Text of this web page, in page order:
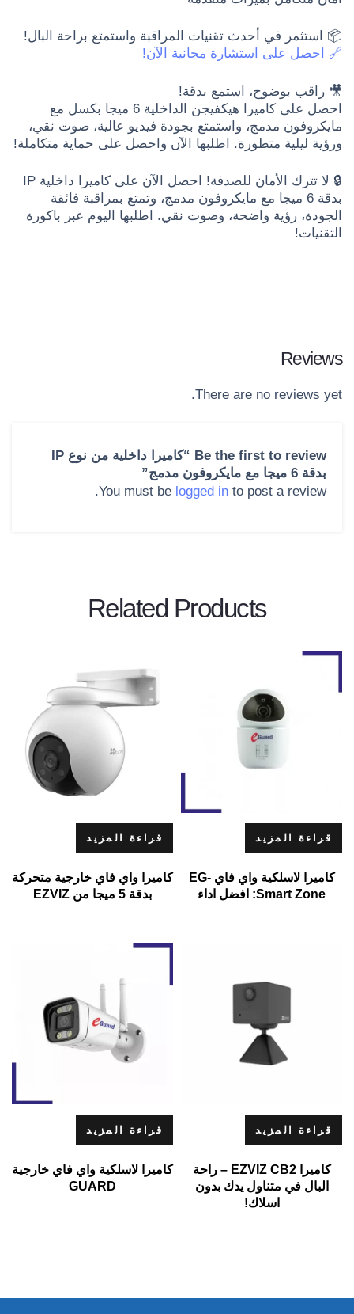
📦 استثمر في أحدث تقنيات المراقبة واستمتع براحة البال!
🔗 احصل على استشارة مجانية الآن!
🎥 راقب بوضوح، استمع بدقة!
احصل على كاميرا هيكفيجن الداخلية 6 ميجا بكسل مع
مايكروفون مدمج، واستمتع بجودة فيديو عالية، صوت نقي،
ورؤية ليلية متطورة. اطلبها الآن واحصل على حماية متكاملة!
🔒 لا تترك الأمان للصدفة! احصل الآن على كاميرا داخلية IP
بدقة 6 ميجا مع مايكروفون مدمج، وتمتع بمراقبة فائقة
الجودة، رؤية واضحة، وصوت نقي. اطلبها اليوم عبر باكورة
التقنيات!
Reviews
There are no reviews yet.
Be the first to review “كاميرا داخلية من نوع IP
بدقة 6 ميجا مع مايكروفون مدمج”
You must be logged in to post a review.
Related Products
قراءة المزيد
كاميرا لاسلكية واي فاي EG-
Smart Zone: افضل اداء
قراءة المزيد
كاميرا واي فاي خارجية متحركة
بدقة 5 ميجا من EZVIZ
قراءة المزيد
كاميرا EZVIZ CB2 – راحة
البال في متناول يدك بدون
اسلاك!
قراءة المزيد
كاميرا لاسلكية واي فاي خارجية
GUARD